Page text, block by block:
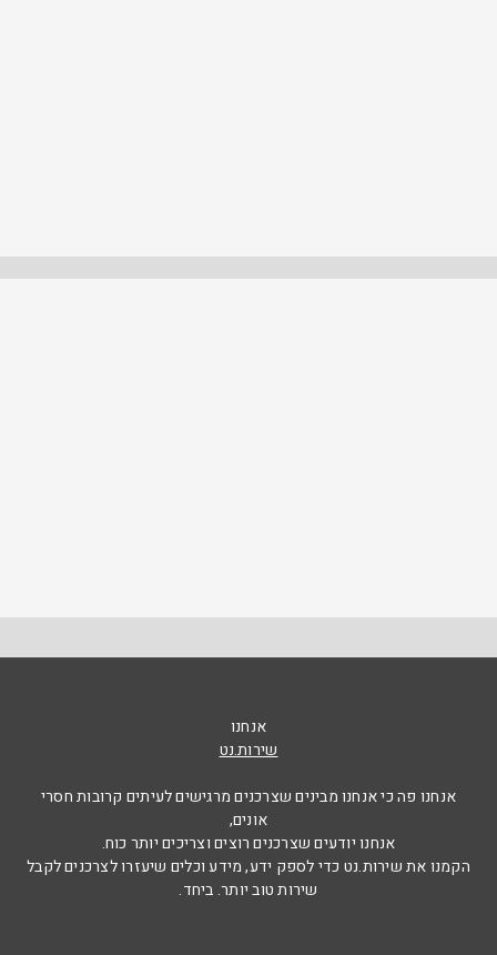
אנחנו
שירות.נט
אנחנו פה כי אנחנו מבינים שצרכנים מרגישים לעיתים קרובות חסרי
אונים,
אנחנו יודעים שצרכנים רוצים וצריכים יותר כוח.
הקמנו את שירות.נט כדי לספק ידע, מידע וכלים שיעזרו לצרכנים לקבל
שירות טוב יותר. ביחד.